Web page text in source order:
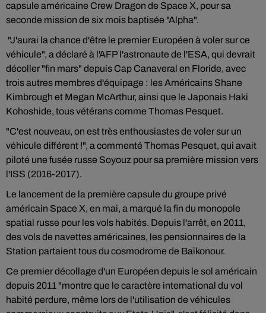
capsule américaine Crew Dragon de Space X, pour sa
seconde mission de six mois baptisée "Alpha".
"J'aurai la chance d'être le premier Européen à voler sur ce
véhicule", a déclaré à l'AFP l'astronaute de l'ESA, qui devrait
décoller "fin mars" depuis Cap Canaveral en Floride, avec
trois autres membres d'équipage : les Américains Shane
Kimbrough et Megan McArthur, ainsi que le Japonais Haki
Kohoshide, tous vétérans comme Thomas Pesquet.
"C'est nouveau, on est très enthousiastes de voler sur un
véhicule différent !", a commenté Thomas Pesquet, qui avait
piloté une fusée russe Soyouz pour sa première mission vers
l'ISS (2016-2017).
Le lancement de la première capsule du groupe privé
américain Space X, en mai, a marqué la fin du monopole
spatial russe pour les vols habités. Depuis l'arrêt, en 2011,
des vols de navettes américaines, les pensionnaires de la
Station partaient tous du cosmodrome de Baïkonour.
Ce premier décollage d'un Européen depuis le sol américain
depuis 2011 "montre que le caractère international du vol
habité perdure, même lors de l'utilisation de véhicules